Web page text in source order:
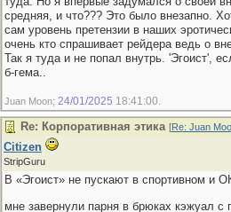
средняя, и что??? Это было внезапно.
сам уровень претензии в наших
очень кто спрашивает рейдера ведь о
Так я туда и не попал внутрь. 'Эгоист',
б-гема..
Juan Moon; 24/01/2025 18:41:00
Re: Корпоративная этика [Re: Juan
Citizen
StripGuru
В «Эгоист» не пускают в спортивном и
мне завернули парня в брюках кэжуал с